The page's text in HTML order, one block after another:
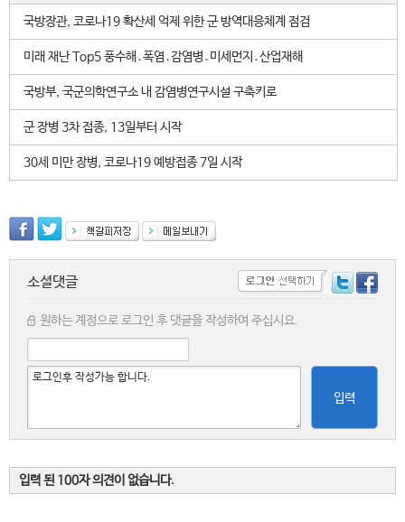
국방장관, 코로나19 확산세 억제 위한 군 방역대응체계 점검
미래 재난 Top5 풍수해․폭염․감염병․미세먼지․산업재해
국방부, 국군의학연구소 내 감염병연구시설 구축키로
군 장병 3차 접종, 13일부터 시작
30세 미만 장병, 코로나19 예방접종 7일 시작
소셜댓글
원하는 계정으로 로그인 후 댓글을 작성하여 주십시요.
입력
입력 된 100자 의견이 없습니다.